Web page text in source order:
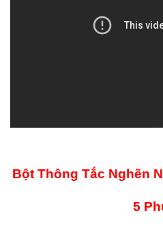
Bột Thông Tắc Nghẽn
5